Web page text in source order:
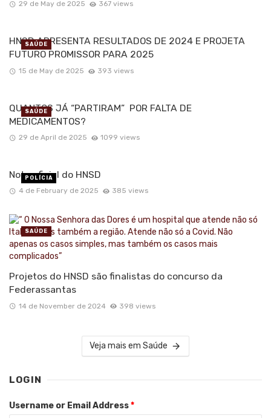
29 de May de 2025 367 views
HNSD APRESENTA RESULTADOS DE 2024 E PROJETA
FUTURO PROMISSOR PARA 2025
15 de May de 2025 393 views
SAÚDE
QUANTOS JÁ “PARTIRAM” POR FALTA DE
MEDICAMENTOS?
29 de April de 2025 1099 views
SAÚDE
Nota oficial do HNSD
4 de February de 2025 385 views
POLÍCIA
Projetos do HNSD são finalistas do concurso da
Federassantas
14 de November de 2024 398 views
SAÚDE
Veja mais em Saúde
LOGIN
Username or Email Address*